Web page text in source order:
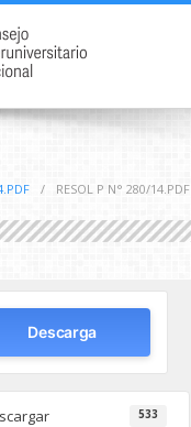
/ RESOL P N° 280/14.PDF
Descarga
533